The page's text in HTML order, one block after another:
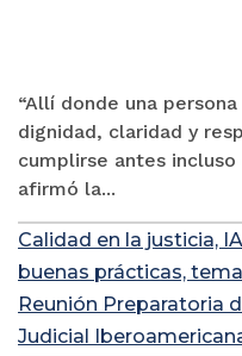
“Allí donde una
dignidad, claridad y
cumplirse antes
afirmó la...
Calidad en la justicia,
buenas prácticas,
Reunión Preparatoria
Judicial